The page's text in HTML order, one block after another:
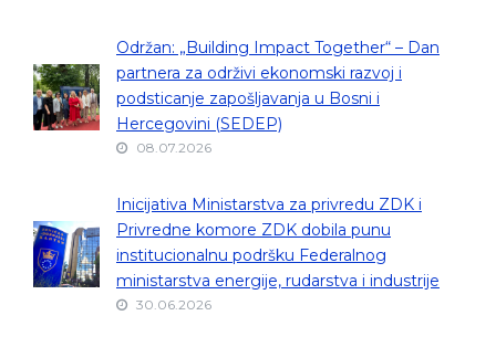
Održan: „Building Impact Together“ – Dan
partnera za održivi ekonomski razvoj i
podsticanje zapošljavanja u Bosni i
Hercegovini (SEDEP)
08.07.2026
Inicijativa Ministarstva za privredu ZDK i
Privredne komore ZDK dobila punu
institucionalnu podršku Federalnog
ministarstva energije, rudarstva i industrije
30.06.2026